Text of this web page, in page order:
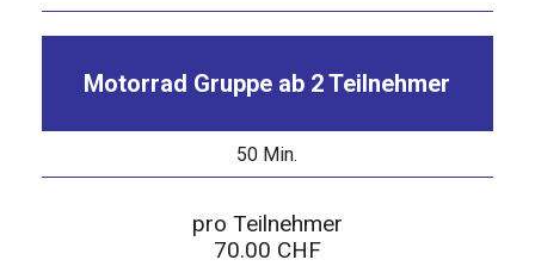
Motorrad Gruppe ab 2 Teilnehmer
50 Min.
pro Teilnehmer
70.00 CHF